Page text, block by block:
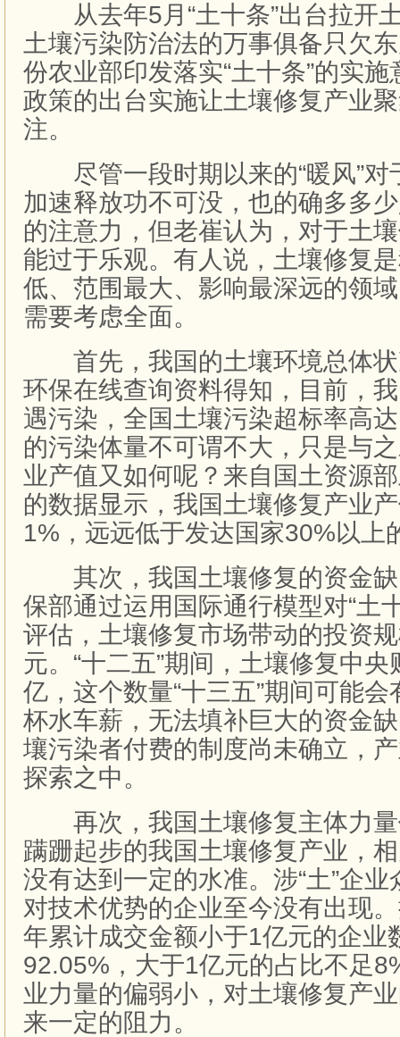
从去年5月“土十条”出台拉开
土壤污染防治法的万事俱备只欠
份农业部印发落实“土十条”的实
政策的出台实施让土壤修复产业
注。
尽管一段时期以来的“暖风”对
加速释放功不可没，也的确多多
的注意力，但老崔认为，对于土
能过于乐观。有人说，土壤修复
低、范围最大、影响最深远的领
需要考虑全面。
首先，我国的土壤环境总体状
环保在线查询资料得知，目前，
遇污染，全国土壤污染超标率高
的污染体量不可谓不大，只是与
业产值又如何呢？来自国土资源
的数据显示，我国土壤修复产业
1%，远远低于发达国家30%以上
其次，我国土壤修复的资金缺
保部通过运用国际通行模型对“土
评估，土壤修复市场带动的投资
元。“十二五”期间，土壤修复中
亿，这个数量“十三五”期间可能
杯水车薪，无法填补巨大的资金
壤污染者付费的制度尚未确立，
探索之中。
再次，我国土壤修复主体力量
蹒跚起步的我国土壤修复产业，
没有达到一定的水准。涉“土”企
对技术优势的企业至今没有出现
年累计成交金额小于1亿元的企业
92.05%，大于1亿元的占比不足
业力量的偏弱小，对土壤修复产
来一定的阻力。